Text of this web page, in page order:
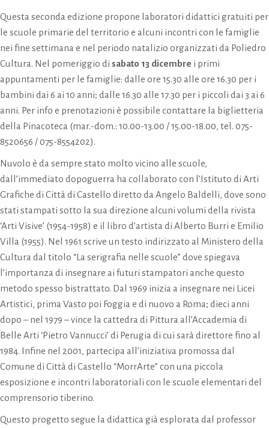
Questa seconda edizione propone laboratori didattici gratuiti per
le scuole primarie del territorio e alcuni incontri con le famiglie
nei fine settimana e nel periodo natalizio organizzati da Poliedro
Cultura. Nel pomeriggio di sabato 13 dicembre i primi
appuntamenti per le famiglie: dalle ore 15.30 alle ore 16.30 per i
bambini dai 6 ai 10 anni; dalle 16.30 alle 17.30 per i piccoli dai 3 ai 6
anni. Per info e prenotazioni è possibile contattare la biglietteria
della Pinacoteca (mar.-dom.: 10.00-13.00 / 15.00-18.00, tel. 075-
8520656 / 075-8554202).
Nuvolo è da sempre stato molto vicino alle scuole,
dall’immediato dopoguerra ha collaborato con l’Istituto di Arti
Grafiche di Città di Castello diretto da Angelo Baldelli, dove sono
stati stampati sotto la sua direzione alcuni volumi della rivista
‘Arti Visive’ (1954-1958) e il libro d’artista di Alberto Burri e Emilio
Villa (1955). Nel 1961 scrive un testo indirizzato al Ministero della
Cultura dal titolo “La serigrafia nelle scuole” dove spiegava
l’importanza di insegnare ai futuri stampatori anche questo
metodo spesso bistrattato. Dal 1969 inizia a insegnare nei Licei
Artistici, prima Vasto poi Foggia e di nuovo a Roma; dieci anni
dopo – nel 1979 – vince la cattedra di Pittura all’Accademia di
Belle Arti ‘Pietro Vannucci’ di Perugia di cui sarà direttore fino al
1984. Infine nel 2001, partecipa all’iniziativa promossa dal
Comune di Città di Castello “MorrArte” con una piccola
esposizione e incontri laboratoriali con le scuole elementari del
comprensorio tiberino.
Questo progetto segue la didattica già esplorata dal professor